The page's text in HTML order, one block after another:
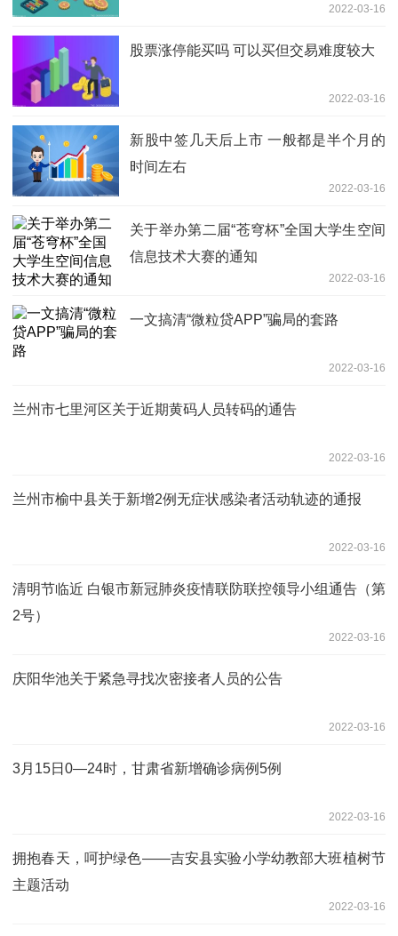
2022-03-16
股票涨停能买吗 可以买但交易难度较大
2022-03-16
新股中签几天后上市 一般都是半个月的
时间左右
2022-03-16
关于举办第二届“苍穹杯”全国大学生空间
信息技术大赛的通知
2022-03-16
一文搞清“微粒贷APP”骗局的套路
2022-03-16
兰州市七里河区关于近期黄码人员转码的通告
2022-03-16
兰州市榆中县关于新增2例无症状感染者活动轨迹的通报
2022-03-16
清明节临近 白银市新冠肺炎疫情联防联控领导小组通告（第
2号）
2022-03-16
庆阳华池关于紧急寻找次密接者人员的公告
2022-03-16
3月15日0—24时，甘肃省新增确诊病例5例
2022-03-16
拥抱春天，呵护绿色——吉安县实验小学幼教部大班植树节
主题活动
2022-03-16